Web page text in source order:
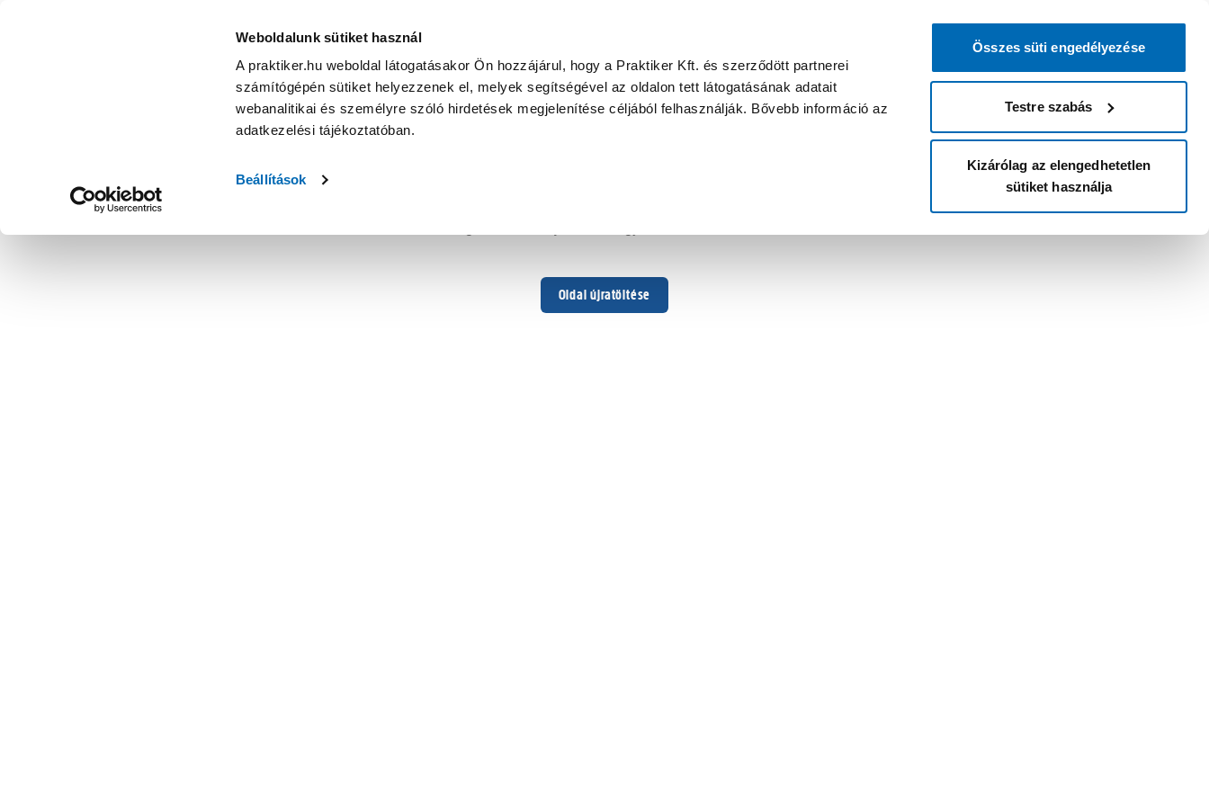
Weboldalunk sütiket használ
A praktiker.hu weboldal látogatásakor Ön hozzájárul, hogy a Praktiker Kft. és szerződött partnerei
számítógépén sütiket helyezzenek el, melyek segítségével az oldalon tett látogatásának adatait
webanalitikai és személyre szóló hirdetések megjelenítése céljából felhasználják. Bővebb információ az
adatkezelési tájékoztatóban.
Beállítások
Összes süti engedélyezése
Testre szabás
Kizárólag az elengedhetetlen
sütiket használja
Oldal újratöltése